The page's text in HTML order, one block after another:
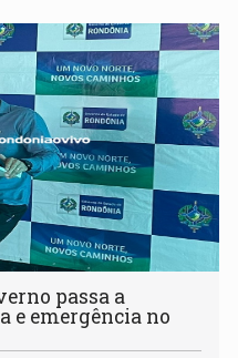
passa a
e emergência no